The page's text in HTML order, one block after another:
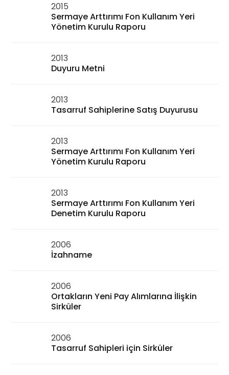
2015
Sermaye Arttırımı Fon Kullanım Yeri
Yönetim Kurulu Raporu
2013
Duyuru Metni
2013
Tasarruf Sahiplerine Satış Duyurusu
2013
Sermaye Arttırımı Fon Kullanım Yeri
Yönetim Kurulu Raporu
2013
Sermaye Arttırımı Fon Kullanım Yeri
Denetim Kurulu Raporu
2006
İzahname
2006
Ortakların Yeni Pay Alımlarına İlişkin
Sirküler
2006
Tasarruf Sahipleri için Sirküler